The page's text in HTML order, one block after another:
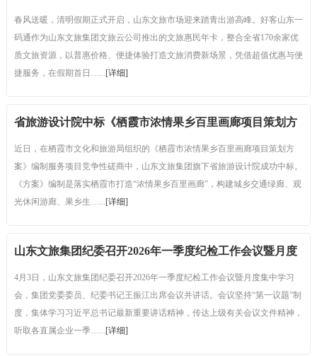
春日消费潮
春风送暖，清明假期正式开启，山东文旅市场迎来踏青出游高峰。好客山东一
码通作为山东文旅集团文旅云公司推出的文旅惠民年卡，整合全省170余家优
质文旅资源，以普惠价格、便捷体验打造文旅消费新场景，凭借超值优惠与便
捷服务，在假期首日…...[详细]
省旅游设计院中标《栖霞市浓情果乡百里画廊项目策划方
案》编制服务项目
近日，在栖霞市文化和旅游局组织的《栖霞市浓情果乡百里画廊项目策划方
案》编制服务项目竞争性磋商中，山东文旅集团旗下省旅游设计院成功中标。
《方案》编制是落实栖霞市打造“浓情果乡百里画廊”，构建城乡交通绿廊、观
光休闲游廊、果乡生…...[详细]
山东文旅集团纪委召开2026年一季度纪检工作会议暨月度
集中学习会
4月3日，山东文旅集团纪委召开2026年一季度纪检工作会议暨月度集中学习
会，集团党委委员、纪委书记王振江出席会议并讲话。会议坚持“第一议题”制
度，集体学习习近平总书记最新重要讲话精神，传达上级有关会议文件精神，
听取各直属企业一季…...[详细]